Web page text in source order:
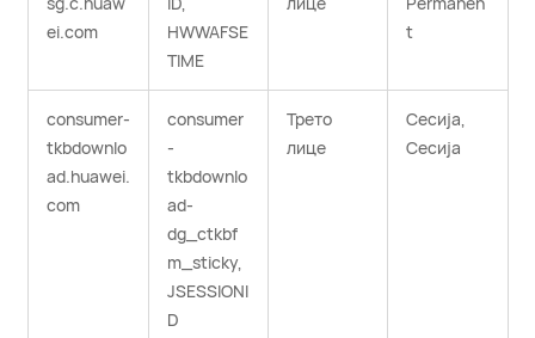
ei.com
HWWAFSE
TIME
t
consumer-
tkbdownlo
ad.huawei.
com
consumer
-
tkbdownlo
ad-
dg_ctkbf
m_sticky,
JSESSIONI
D
Трето
лице
Сесија,
Сесија